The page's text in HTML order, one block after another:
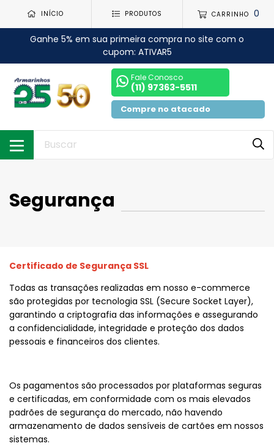
INÍCIO PRODUTOS CARRINHO 0
Ganhe 5% em sua primeira compra no site com o
cupom: ATIVAR5
Fale Conosco
(11) 97363-5511
Compre no atacado
Segurança
Certificado de Segurança SSL
Todas as transações realizadas em nosso e-commerce
são protegidas por tecnologia SSL (Secure Socket Layer),
garantindo a criptografia das informações e assegurando
a confidencialidade, integridade e proteção dos dados
pessoais e financeiros dos clientes.
Os pagamentos são processados por plataformas seguras
e certificadas, em conformidade com os mais elevados
padrões de segurança do mercado, não havendo
armazenamento de dados sensíveis de cartões em nossos
sistemas.